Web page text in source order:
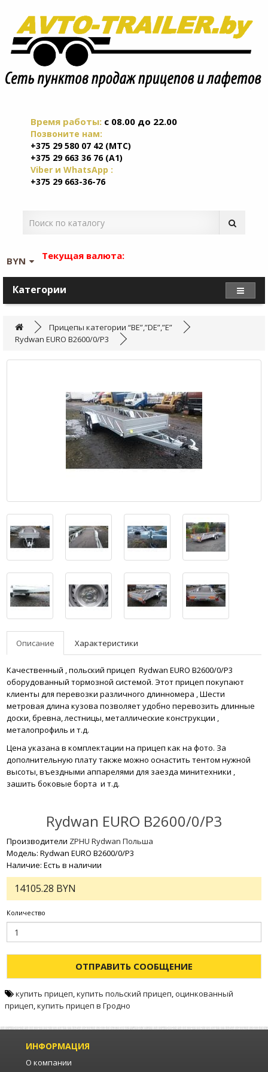
Время работы: c 08.00 до 22.00
Позвоните нам:
+375 29 580 07 42 (МТС)
+375 29 663 36 76 (А1)
Viber и WhatsApp :
+375 29 663-36-76
Текущая валюта:
BYN
Категории
Прицепы категории “BE”,”DE”,”E”
Rydwan EURO B2600/0/P3
Описание Характеристики
Качественный , польский прицеп Rydwan EURO B2600/0/P3
оборудованный тормозной системой. Этот прицеп покупают
клиенты для перевозки различного длинномера , Шести
метровая длина кузова позволяет удобно перевозить длинные
доски, бревна, лестницы, металлические конструкции ,
металопрофиль и т.д.
Цена указана в комплектации на прицеп как на фото. За
дополнительную плату также можно оснастить тентом нужной
высоты, въездными аппарелями для заезда минитехники ,
зашить боковые борта и т.д.
Rydwan EURO B2600/0/P3
Производители ZPHU Rydwan Польша
Модель: Rydwan EURO B2600/0/P3
Наличие: Есть в наличии
14105.28 BYN
Количество
ОТПРАВИТЬ СООБЩЕНИЕ
купить прицеп,купить польский прицеп,оцинкованный
прицеп,купить прицеп в Гродно
ИНФОРМАЦИЯ
О компании